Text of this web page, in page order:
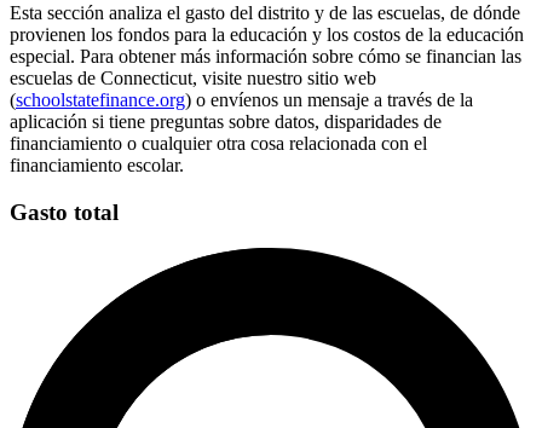
Esta sección analiza el gasto del distrito y de las escuelas, de dónde
provienen los fondos para la educación y los costos de la educación
especial. Para obtener más información sobre cómo se financian las
escuelas de Connecticut, visite nuestro sitio web
(schoolstatefinance.org) o envíenos un mensaje a través de la
aplicación si tiene preguntas sobre datos, disparidades de
financiamiento o cualquier otra cosa relacionada con el
financiamiento escolar.
Gasto total